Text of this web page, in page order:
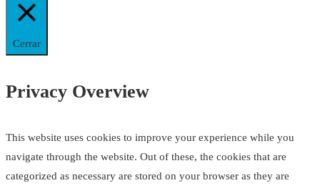
Cerrar
Privacy Overview
This website uses cookies to improve your experience while you
navigate through the website. Out of these, the cookies that are
categorized as necessary are stored on your browser as they are